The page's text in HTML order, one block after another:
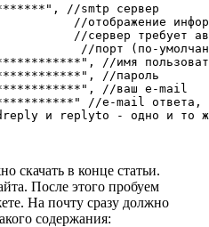
,
//smtp сервер
//отображение
//сервер требует
//порт (по-
,
//имя
,
//пароль
,
//ваш е-mail
//e-mail ответа,
и replyto - одно и то
скачать в конце статьи.
После этого пробуем
На почту сразу должно
содержания: